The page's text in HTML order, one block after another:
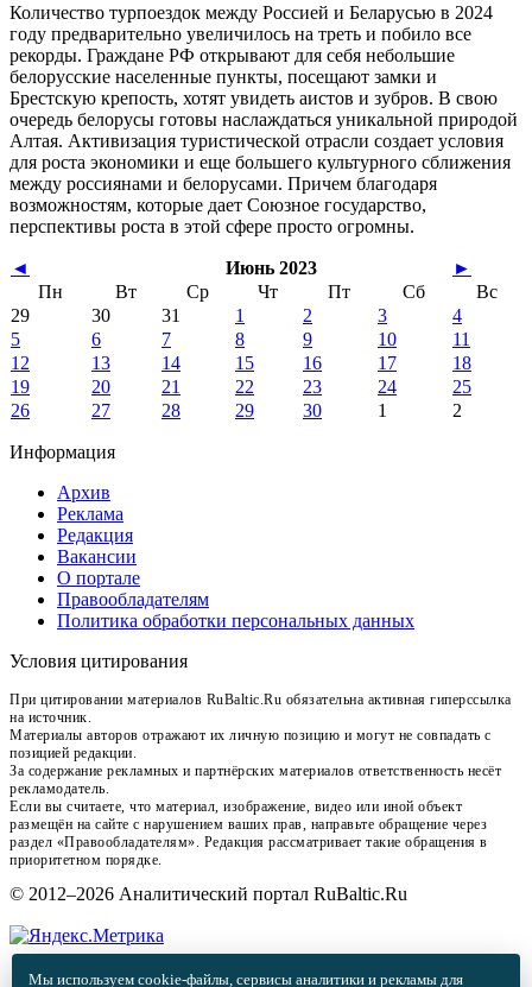
Количество турпоездок между Россией и Беларусью в 2024
году предварительно увеличилось на треть и побило все
рекорды. Граждане РФ открывают для себя небольшие
белорусские населенные пункты, посещают замки и
Брестскую крепость, хотят увидеть аистов и зубров. В свою
очередь белорусы готовы наслаждаться уникальной природой
Алтая. Активизация туристической отрасли создает условия
для роста экономики и еще большего культурного сближения
между россиянами и белорусами. Причем благодаря
возможностям, которые дает Союзное государство,
перспективы роста в этой сфере просто огромны.
◄ Июнь 2023
►
Пн
Вт Ср Чт Пт Сб
Вс
29
30 31 1 2 3
4
5
6 7 8 9 10
11
12
13 14 15 16 17
18
19
20 21 22 23 24
25
26
27 28 29 30 1 2
Информация
Архив
Реклама
Редакция
Вакансии
О портале
Правообладателям
Политика обработки персональных данных
Условия цитирования
При цитировании материалов RuBaltic.Ru обязательна активная гиперссылка
на источник.
Материалы авторов отражают их личную позицию и могут не совпадать с
позицией редакции.
За содержание рекламных и партнёрских материалов ответственность несёт
рекламодатель.
Если вы считаете, что материал, изображение, видео или иной объект
размещён на сайте с нарушением ваших прав, направьте обращение через
раздел «Правообладателям». Редакция рассматривает такие обращения в
приоритетном порядке.
© 2012–2026 Аналитический портал RuBaltic.Ru
Мы используем cookie-файлы, сервисы аналитики и рекламы для